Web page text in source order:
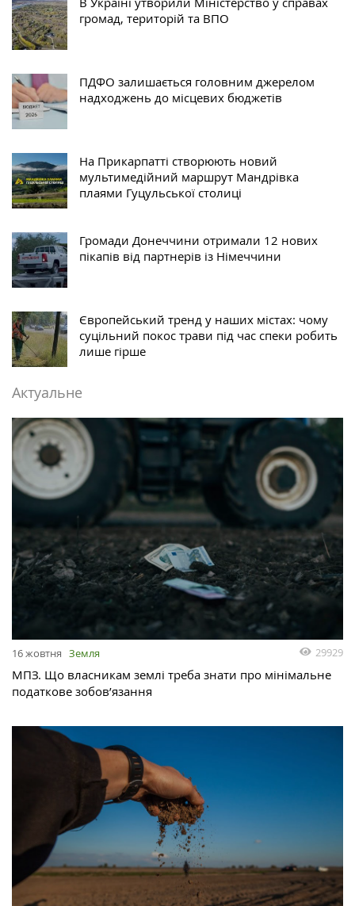
громад, територій та ВПО
ПДФО залишається головним джерелом
надходжень до місцевих бюджетів
На Прикарпатті створюють новий
мультимедійний маршрут Мандрівка
плаями Гуцульської столиці
Громади Донеччини отримали 12 нових
пікапів від партнерів із Німеччини
Європейський тренд у наших містах: чому
суцільний покос трави під час спеки робить
лише гірше
Актуальне
16 жовтня Земля 29929
МПЗ. Що власникам землі треба знати про мінімальне
податкове зобов’язання